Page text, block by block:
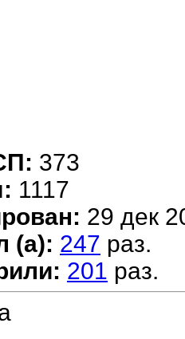
373
1117
29 дек
(а): 247 раз.
201 раз.